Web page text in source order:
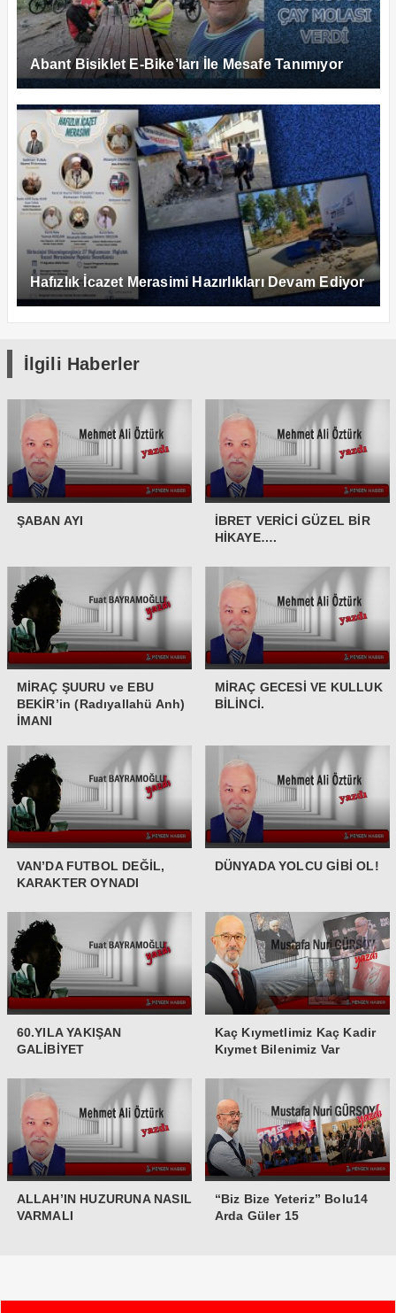
Abant Bisiklet E-Bike’ları İle Mesafe Tanımıyor
Hafızlık İcazet Merasimi Hazırlıkları Devam Ediyor
İlgili Haberler
ŞABAN AYI
İBRET VERİCİ GÜZEL BİR
HİKAYE….
MİRAÇ ŞUURU ve EBU
BEKİR’in (Radıyallahü Anh)
İMANI
MİRAÇ GECESİ VE KULLUK
BİLİNCİ.
VAN’DA FUTBOL DEĞİL,
KARAKTER OYNADI
DÜNYADA YOLCU GİBİ OL!
60.YILA YAKIŞAN
GALİBİYET
Kaç Kıymetlimiz Kaç Kadir
Kıymet Bilenimiz Var
ALLAH’IN HUZURUNA NASIL
VARMALI
“Biz Bize Yeteriz” Bolu14
Arda Güler 15